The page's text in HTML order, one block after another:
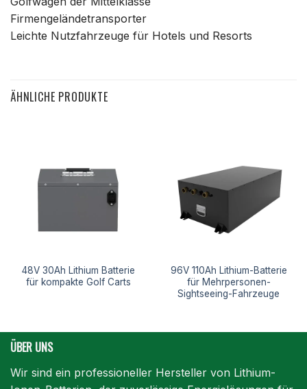
Firmengeländetransporter
Leichte Nutzfahrzeuge für Hotels und Resorts
ÄHNLICHE PRODUKTE
48V 30Ah Lithium Batterie
für kompakte Golf Carts
96V 110Ah Lithium-Batterie
für Mehrpersonen-
Sightseeing-Fahrzeuge
ÜBER UNS
Wir sind ein professioneller Hersteller von Lithium-